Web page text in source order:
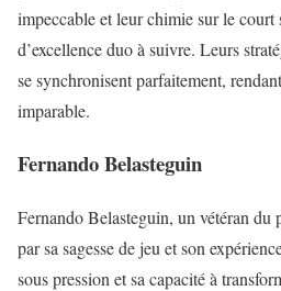
impeccable et leur chimie sur le court
d’excellence duo à suivre. Leurs
se synchronisent parfaitement,
imparable.
Fernando Belasteguin
Fernando Belasteguin, un vétéran du
par sa sagesse de jeu et son
sous pression et sa capacité à